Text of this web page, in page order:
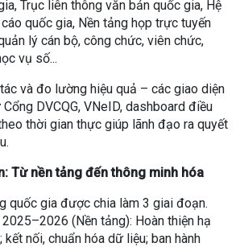
Trục liên thông văn bản quốc gia, Hệ
quốc gia, Nền tảng họp trực tuyến
lý cán bộ, công chức, viên chức,
vụ số...
và đo lường hiệu quả – các giao diện
DVCQG, VNeID, dashboard điều
thời gian thực giúp lãnh đạo ra quyết
Từ nền tảng đến thông minh hóa
quốc gia được chia làm 3 giai đoạn.
(Nền tảng): Hoàn thiện hạ
nối, chuẩn hóa dữ liệu; ban hành